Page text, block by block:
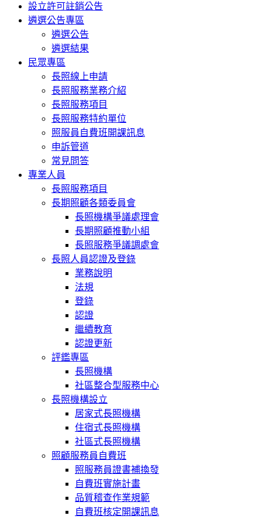
設立許可註銷公告
遴選公告專區
遴選公告
遴選結果
民眾專區
長照線上申請
長照服務業務介紹
長照服務項目
長照服務特約單位
照服員自費班開課訊息
申訴管道
常見問答
專業人員
長照服務項目
長期照顧各類委員會
長照機構爭議處理會
長期照顧推動小組
長照服務爭議調處會
長照人員認證及登錄
業務說明
法規
登錄
認證
繼續教育
認證更新
評鑑專區
長照機構
社區整合型服務中心
長照機構設立
居家式長照機構
住宿式長照機構
社區式長照機構
照顧服務員自費班
照服務員證書補換發
自費班實施計畫
品質稽查作業規範
自費班核定開課訊息